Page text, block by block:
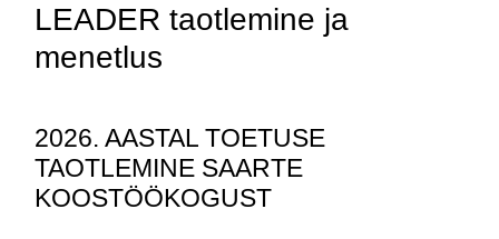
LEADER taotlemine ja
menetlus
2026. AASTAL TOETUSE
TAOTLEMINE SAARTE
KOOSTÖÖKOGUST